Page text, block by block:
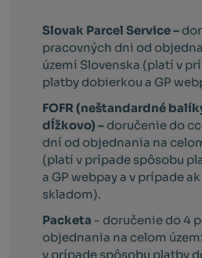
Slovak Parcel Service –
pracovných dni od
území Slovenska (platí v
platby dobierkou a GP
FOFR (neštandardné
dĺžkovo) – doručenie do
dní od objednania na
(platí v prípade spôsobu
a GP webpay a v prípade
skladom).
Packeta - doručenie do 4
objednania na celom
v prípade spôsobu platby